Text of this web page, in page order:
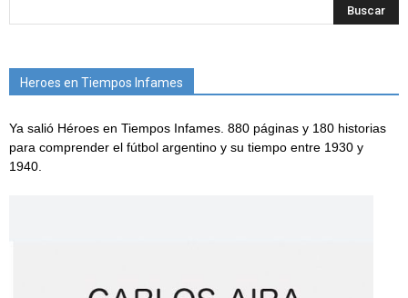
Heroes en Tiempos Infames
Ya salió Héroes en Tiempos Infames. 880 páginas y 180 historias
para comprender el fútbol argentino y su tiempo entre 1930 y
1940.